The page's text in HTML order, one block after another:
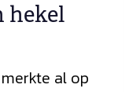
hekel
al op